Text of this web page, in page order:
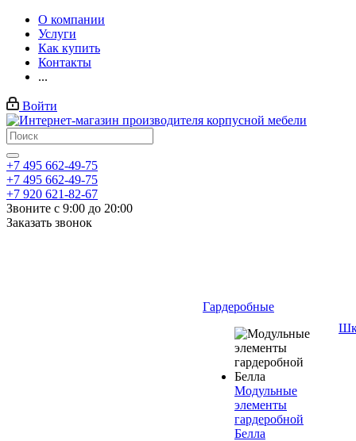
О компании
Услуги
Как купить
Контакты
...
Войти
+7 495 662-49-75
+7 495 662-49-75
+7 920 621-82-67
Звоните с 9:00 до 20:00
Заказать звонок
Гардеробные
Модульные
элементы
гардеробной
Белла